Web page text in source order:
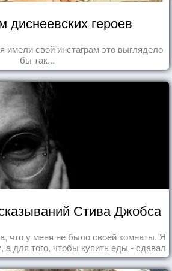
диснеевских героев
имели свой инстаграм это выглядело
бы так...
Стива Джобса
что у меня не было своей комнаты. Я
а для того, чтобы купить еды - сдавал
из под кока-колы"